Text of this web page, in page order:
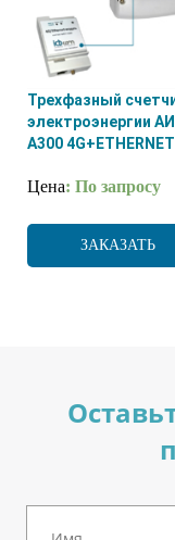
Трехфазный
электроэнергии
А300 4G+ETHERNET
Цена: По запросу
ЗАКАЗАТЬ